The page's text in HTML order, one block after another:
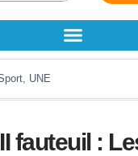
, UNE
fauteuil :